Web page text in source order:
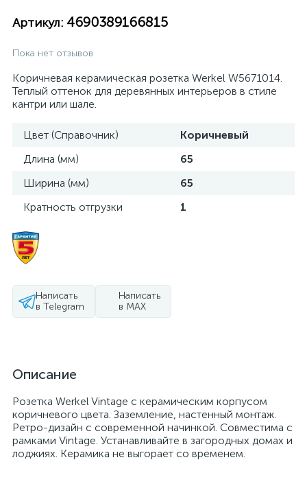
Артикул: 4690389166815
Пока нет отзывов
Коричневая керамическая розетка Werkel W5671014.
Теплый оттенок для деревянных интерьеров в стиле
кантри или шале.
Цвет (Справочник)
Коричневый
Длина (мм)
65
Ширина (мм)
65
Кратность отгрузки
1
Написать
в Telegram
Написать
в MAX
Описание
Розетка Werkel Vintage с керамическим корпусом
коричневого цвета. Заземление, настенный монтаж.
Ретро-дизайн с современной начинкой. Совместима с
рамками Vintage. Устанавливайте в загородных домах и
лоджиях. Керамика не выгорает со временем.